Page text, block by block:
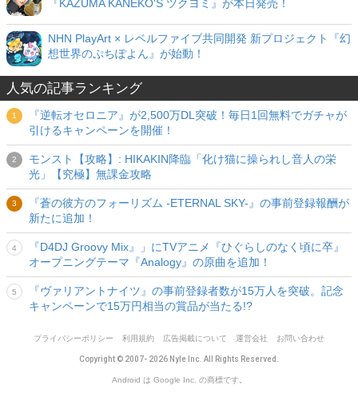
『KAZUMA KANEKO'S ツクヨミ』が本日発売！
NHN PlayArt × レベルファイブ共同開発 新プロジェクト『幻
想世界のぷちぽよん』が始動！
人気の記事ランキング
『逆転オセロニア』が2,500万DL突破！毎日1回無料でガチャが
引けるキャンペーンを開催！
モンスト【攻略】: HIKAKIN降臨「化け猫に操られし音人の栄
光」【究極】無課金攻略
『蒼の彼方のフォーリズム -ETERNAL SKY-』の事前登録報酬が
新たに追加！
『D4DJ Groovy Mix』」にTVアニメ『ひぐらしのなく頃に卒』
オープニングテーマ『Analogy』の原曲を追加！
『ヴァリアントナイツ』の事前登録者数が15万人を突破。記念
キャンペーンで15万円相当の賞品が当たる!?
プライバシーポリシー 利用規約 広告掲載について 運営会社 お問い合わせ
Copyright © 2007- 2026 Nyle Inc. All Rights Reserved.
Android は Google Inc. の商標です。